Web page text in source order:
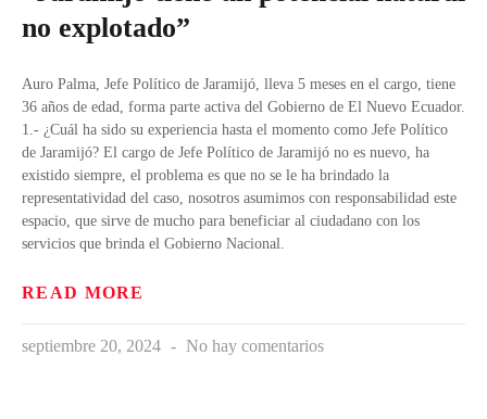
no explotado”
Auro Palma, Jefe Político de Jaramijó, lleva 5 meses en el cargo, tiene
36 años de edad, forma parte activa del Gobierno de El Nuevo Ecuador.
1.- ¿Cuál ha sido su experiencia hasta el momento como Jefe Político
de Jaramijó? El cargo de Jefe Político de Jaramijó no es nuevo, ha
existido siempre, el problema es que no se le ha brindado la
representatividad del caso, nosotros asumimos con responsabilidad este
espacio, que sirve de mucho para beneficiar al ciudadano con los
servicios que brinda el Gobierno Nacional.
READ MORE
septiembre 20, 2024 No hay comentarios